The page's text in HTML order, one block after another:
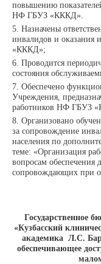
повышению
НФ ГБУЗ «КККД».
Назначены
инвалидов и оказания
«КККД»;
Проводится
состояния
Обеспечено
Учреждения,
работников НФ ГБУЗ
Организовано
за сопровождение
населения по
теме: «Организация
вопросам обеспечения
сопровождающих при
Государственное
«Кузбасский
академика Л.С.
обеспечивающее